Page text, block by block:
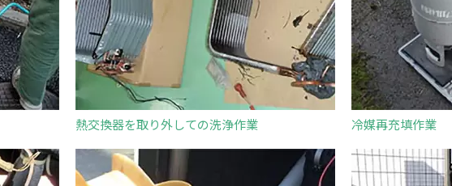
熱交換器を取り外しての洗浄作業 冷媒再充填作業